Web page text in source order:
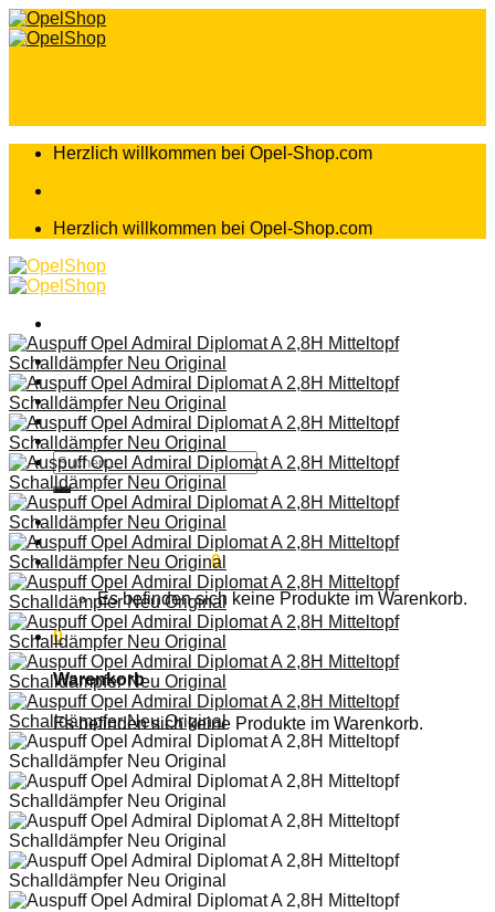
Zum
Inhalt
Herzlich willkommen bei Opel-Shop.com
Herzlich willkommen bei Opel-Shop.com
Home
Shop
Teileanfrage
Teileliste
Suchen
nach:
Anmelden
Warenkorb /0,00€ 0
Es befinden sich keine Produkte im Warenkorb.
0
Warenkorb
Es befinden sich keine Produkte im Warenkorb.